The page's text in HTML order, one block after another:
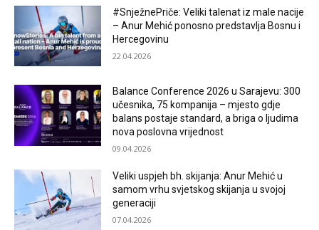
#SnježnePriče: Veliki talenat iz male nacije
– Anur Mehić ponosno predstavlja Bosnu i
Hercegovinu
22.04.2026
Balance Conference 2026 u Sarajevu: 300
učesnika, 75 kompanija – mjesto gdje
balans postaje standard, a briga o ljudima
nova poslovna vrijednost
09.04.2026
Veliki uspjeh bh. skijanja: Anur Mehić u
samom vrhu svjetskog skijanja u svojoj
generaciji
07.04.2026